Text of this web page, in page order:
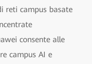
reti campus basate
consente alle
campus AI e